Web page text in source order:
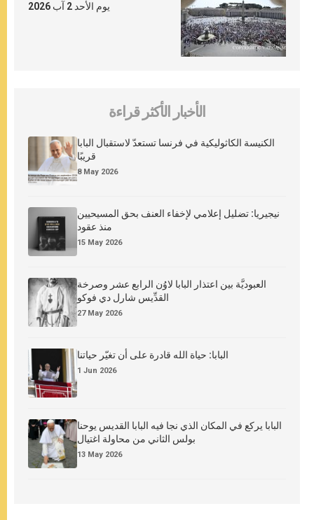
يوم الأحد 2 آب 2026
الأخبار الأكثر قراءة
الكنيسة الكاثوليكية في فرنسا تستعدّ لاستقبال البابا
قريبًا
8 May 2026
نيجيريا: تضليل إعلامي لإخفاء العنف بحق المسيحيين
منذ عقود
15 May 2026
العبوديَّة بين اعتذار البابا لاوُن الرابع عشر وصرخة
القدِّيس شارل دي فوكو
27 May 2026
البابا: حياة الله قادرة على أن تغيّر حياتنا
1 Jun 2026
البابا يركع في المكان الذي نجا فيه البابا القديس يوحنا
بولس الثاني من محاولة اغتيال
13 May 2026